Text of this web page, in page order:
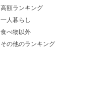
高額ランキング
一人暮らし
食べ物以外
その他のランキング